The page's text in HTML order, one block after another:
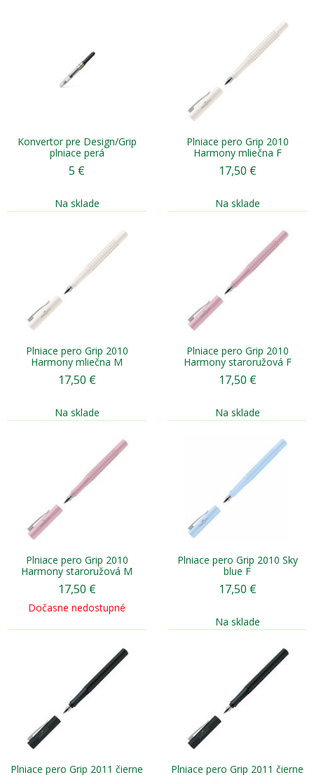
Konvertor pre Design/Grip
plniace perá
5 €
Na sklade
Plniace pero Grip 2010
Harmony mliečna F
17,50 €
Na sklade
Plniace pero Grip 2010
Harmony mliečna M
17,50 €
Na sklade
Plniace pero Grip 2010
Harmony staroružová F
17,50 €
Na sklade
Plniace pero Grip 2010
Harmony staroružová M
17,50 €
Dočasne nedostupné
Plniace pero Grip 2010 Sky
blue F
17,50 €
Na sklade
Plniace pero Grip 2011 čierne
Plniace pero Grip 2011 čierne